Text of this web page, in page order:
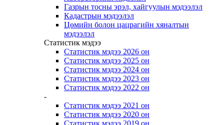
Газрын тосны эрэл, хайгуулын мэдээлэл
Кадастрын мэдээлэл
Цөмийн болон цацрагийн хяналтын
мэдээлэл
Статистик мэдээ
Статистик мэдээ 2026 он
Статистик мэдээ 2025 он
Статистик мэдээ 2024 он
Статистик мэдээ 2023 он
Статистик мэдээ 2022 он
-
Статистик мэдээ 2021 он
Статистик мэдээ 2020 он
Статистик мэдээ 2019 он